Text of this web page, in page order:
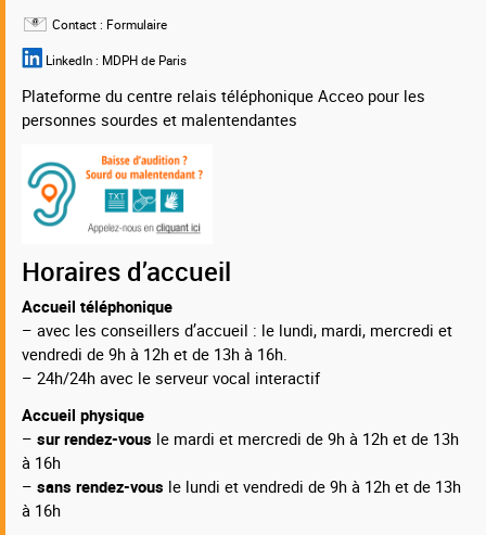
Contact : Formulaire
LinkedIn : MDPH de Paris
Plateforme du centre relais téléphonique Acceo pour les
personnes sourdes et malentendantes
Horaires d’accueil
Accueil téléphonique
– avec les conseillers d’accueil : le lundi, mardi, mercredi et
vendredi de 9h à 12h et de 13h à 16h.
– 24h/24h avec le serveur vocal interactif
Accueil physique
– sur rendez-vous le mardi et mercredi de 9h à 12h et de 13h
à 16h
– sans rendez-vous le lundi et vendredi de 9h à 12h et de 13h
à 16h